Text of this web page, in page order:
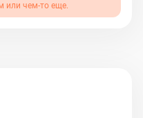
или чем-то еще.